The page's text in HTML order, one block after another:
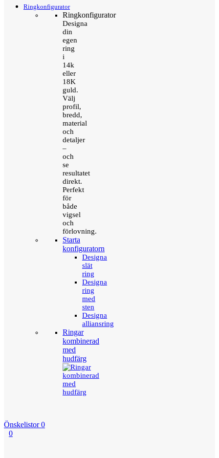
Ringkonfigurator
Ringkonfigurator
Designa
din
egen
ring
i
14k
eller
18K
guld.
Välj
profil,
bredd,
material
och
detaljer
–
och
se
resultatet
direkt.
Perfekt
för
både
vigsel
och
förlovning.
Starta
konfiguratorn
Designa
slät
ring
Designa
ring
med
sten
Designa
alliansring
Ringar
kombinerad
med
hudfärg
Önskelistor 0
0